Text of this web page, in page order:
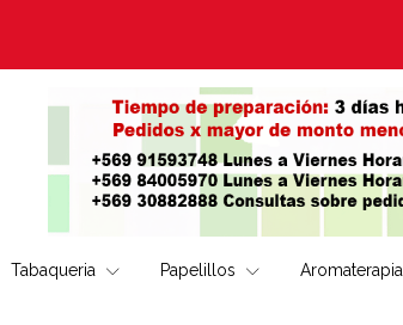
Tabaqueria Papelillos Aromaterapia